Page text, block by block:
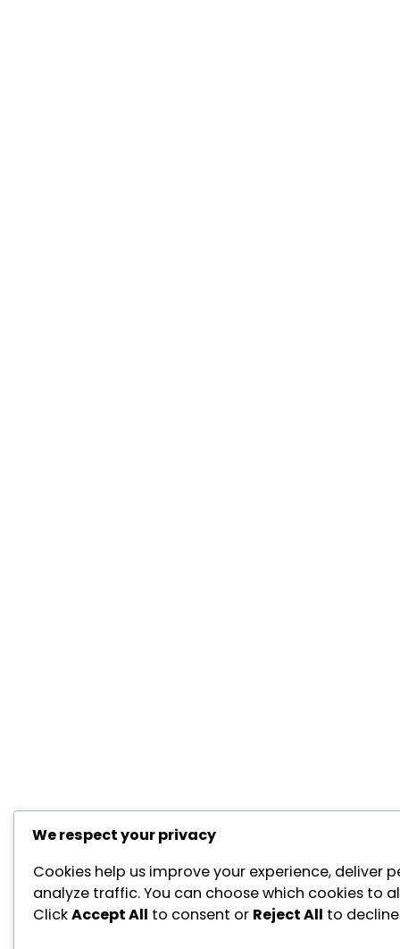
We respect your privacy
Cookies help us improve your experience, deliver
analyze traffic. You can choose which cookies to
ClickAccept All to consent or Reject All to